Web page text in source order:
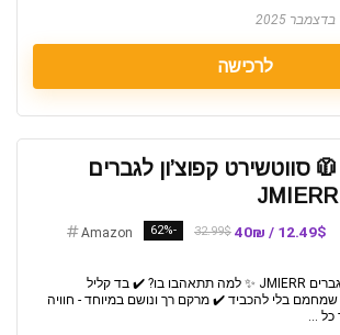
לרכישה
🧥 סווטשירט קפוצ’ון לגברים
JMIERR
12.49$ / 40₪
32.99$
-62%
Amazon
🧥 סווטשירט קפוצ’ון לגברים JMIERR ✨ למה תתאהבו בו? ✔️ בד קליל
בטכנולוגיית Air Layer שמחמם בלי להכביד ✔️ מרקם רך ונושם במיוחד - חוויה
כל ...